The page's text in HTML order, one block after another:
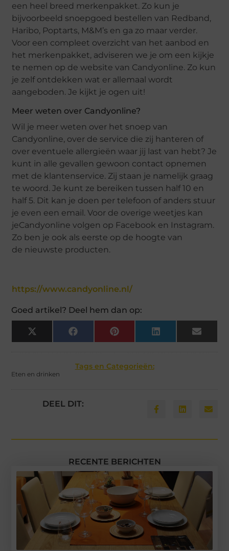
een heel breed merkenpakket. Zo kun je
bijvoorbeeld snoepgoed bestellen van Redband,
Haribo, Poptarts, M&M’s en ga zo maar verder.
Voor een compleet overzicht van het aanbod en
het merkenpakket, adviseren we je om een kijkje
te nemen op de website van Candyonline. Zo kun
je zelf ontdekken wat er allemaal wordt
aangeboden. Je kijkt je ogen uit!
Meer weten over Candyonline?
Wil je meer weten over het snoep van
Candyonline, over de service die zij hanteren of
over eventuele allergieën waar jij last van hebt? Je
kunt in alle gevallen gewoon contact opnemen
met de klantenservice. Zij staan je namelijk graag
te woord. Je kunt ze bereiken tussen half 10 en
half 5. Dit kan je doen per telefoon of anders stuur
je even een email. Voor de overige weetjes kan
jeCandyonline volgen op Facebook en Instagram.
Zo ben je ook als eerste op de hoogte van
de nieuwste producten.
https://www.candyonline.nl/
Goed artikel? Deel hem dan op:
X
(Twitter)
Facebook Pinterest LinkedIn Email
Tags en Categorieën:
Eten en drinken
DEEL DIT:
RECENTE BERICHTEN